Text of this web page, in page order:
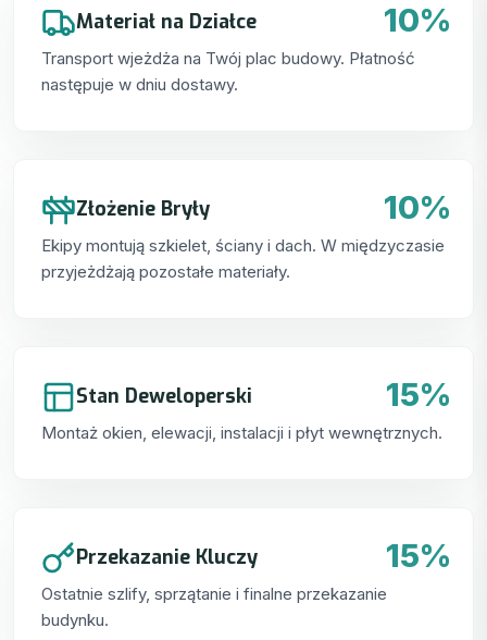
10%
Materiał na Działce
Transport wjeżdża na Twój plac budowy. Płatność
następuje w dniu dostawy.
10%
Złożenie Bryły
Ekipy montują szkielet, ściany i dach. W międzyczasie
przyjeżdżają pozostałe materiały.
15%
Stan Deweloperski
Montaż okien, elewacji, instalacji i płyt wewnętrznych.
15%
Przekazanie Kluczy
Ostatnie szlify, sprzątanie i finalne przekazanie
budynku.